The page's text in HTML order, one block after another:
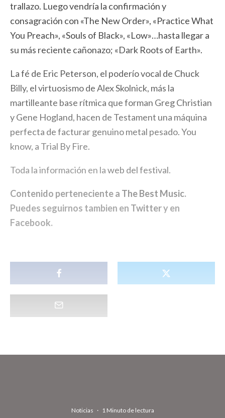
trallazo. Luego vendría la confirmación y
consagración con «The New Order», «Practice What
You Preach», «Souls of Black», «Low»…hasta llegar a
su más reciente cañonazo; «Dark Roots of Earth».
La fé de Eric Peterson, el poderío vocal de Chuck
Billy, el virtuosismo de Alex Skolnick, más la
martilleante base rítmica que forman Greg Christian
y Gene Hogland, hacen de Testament una máquina
perfecta de facturar genuino metal pesado. You
know, a Trial By Fire.
Toda la información en laweb del festival.
Contenido perteneciente a The Best Music.
Puedes seguirnos tambien en Twittery en
Facebook.
Noticias · 1 Minuto de lectura